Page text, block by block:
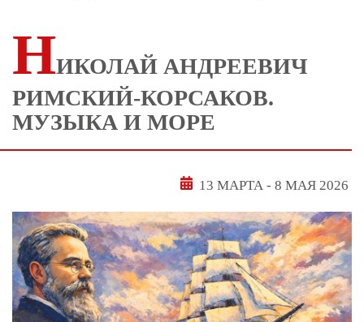
НИКОЛАЙ АНДРЕЕВИЧ
РИМСКИЙ-КОРСАКОВ.
МУЗЫКА И МОРЕ
13 МАРТА - 8 МАЯ 2026